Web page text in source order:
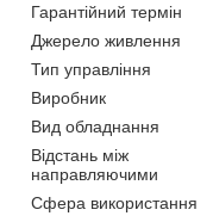
Гарантійний термін
Джерело живлення
Тип управління
Виробник
Вид обладнання
Відстань між
направляючими
Сфера використання